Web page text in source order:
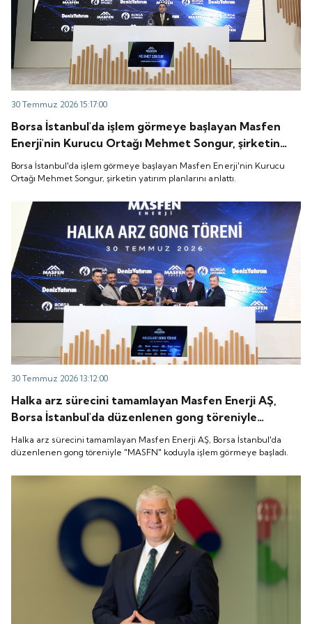
30 Temmuz 2026 15:17:00
Borsa İstanbul'da işlem görmeye başlayan Masfen
Enerji'nin Kurucu Ortağı Mehmet Songur, şirketin
yatırım planlarını anlattı.
Borsa İstanbul'da işlem görmeye başlayan Masfen Enerji'nin Kurucu
Ortağı Mehmet Songur, şirketin yatırım planlarını anlattı.
30 Temmuz 2026 13:12:00
Halka arz sürecini tamamlayan Masfen Enerji AŞ,
Borsa İstanbul'da düzenlenen gong töreniyle
"MASFN" koduyla işlem görmeye başladı.
Halka arz sürecini tamamlayan Masfen Enerji AŞ, Borsa İstanbul'da
düzenlenen gong töreniyle "MASFN" koduyla işlem görmeye başladı.